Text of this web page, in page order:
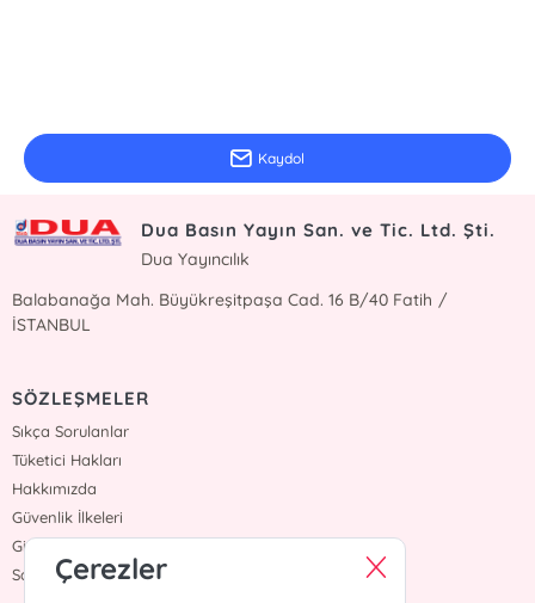
Kaydol
Dua Basın Yayın San. ve Tic. Ltd. Şti.
Dua Yayıncılık
Balabanağa Mah. Büyükreşitpaşa Cad. 16 B/40 Fatih /
İSTANBUL
SÖZLEŞMELER
Sıkça Sorulanlar
Tüketici Hakları
Hakkımızda
Güvenlik İlkeleri
Gizlilik İlkesi
Satış Sözleşmesi
Çerezler